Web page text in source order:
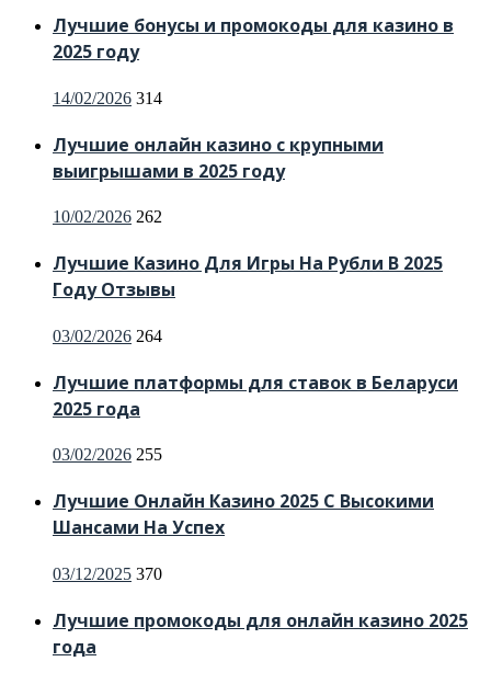
Лучшие бонусы и промокоды для казино в
2025 году
Posted
14/02/2026 314
Лучшие онлайн казино с крупными
выигрышами в 2025 году
Posted
10/02/2026 262
Лучшие Казино Для Игры На Рубли В 2025
Году Отзывы
Posted
03/02/2026 264
Лучшие платформы для ставок в Беларуси
2025 года
Posted
03/02/2026 255
Лучшие Онлайн Казино 2025 С Высокими
Шансами На Успех
Posted
03/12/2025 370
Лучшие промокоды для онлайн казино 2025
года